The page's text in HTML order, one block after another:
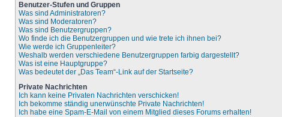
Benutzer-Stufen und Gruppen
Was sind Administratoren?
Was sind Moderatoren?
Was sind Benutzergruppen?
Wo finde ich die Benutzergruppen und wie trete ich ihnen bei?
Wie werde ich Gruppenleiter?
Weshalb werden verschiedene Benutzergruppen farbig dargestellt?
Was ist eine Hauptgruppe?
Was bedeutet der „Das Team“-Link auf der Startseite?
Private Nachrichten
Ich kann keine Privaten Nachrichten verschicken!
Ich bekomme ständig unerwünschte Private Nachrichten!
Ich habe eine Spam-E-Mail von einem Mitglied dieses Forums erhalten!